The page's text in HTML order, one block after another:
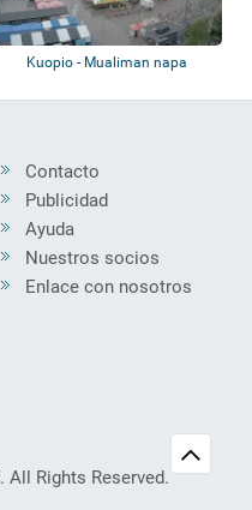
Kuopio - Mualiman napa
Contacto
Publicidad
Ayuda
Nuestros socios
Enlace con nosotros
. All Rights Reserved.